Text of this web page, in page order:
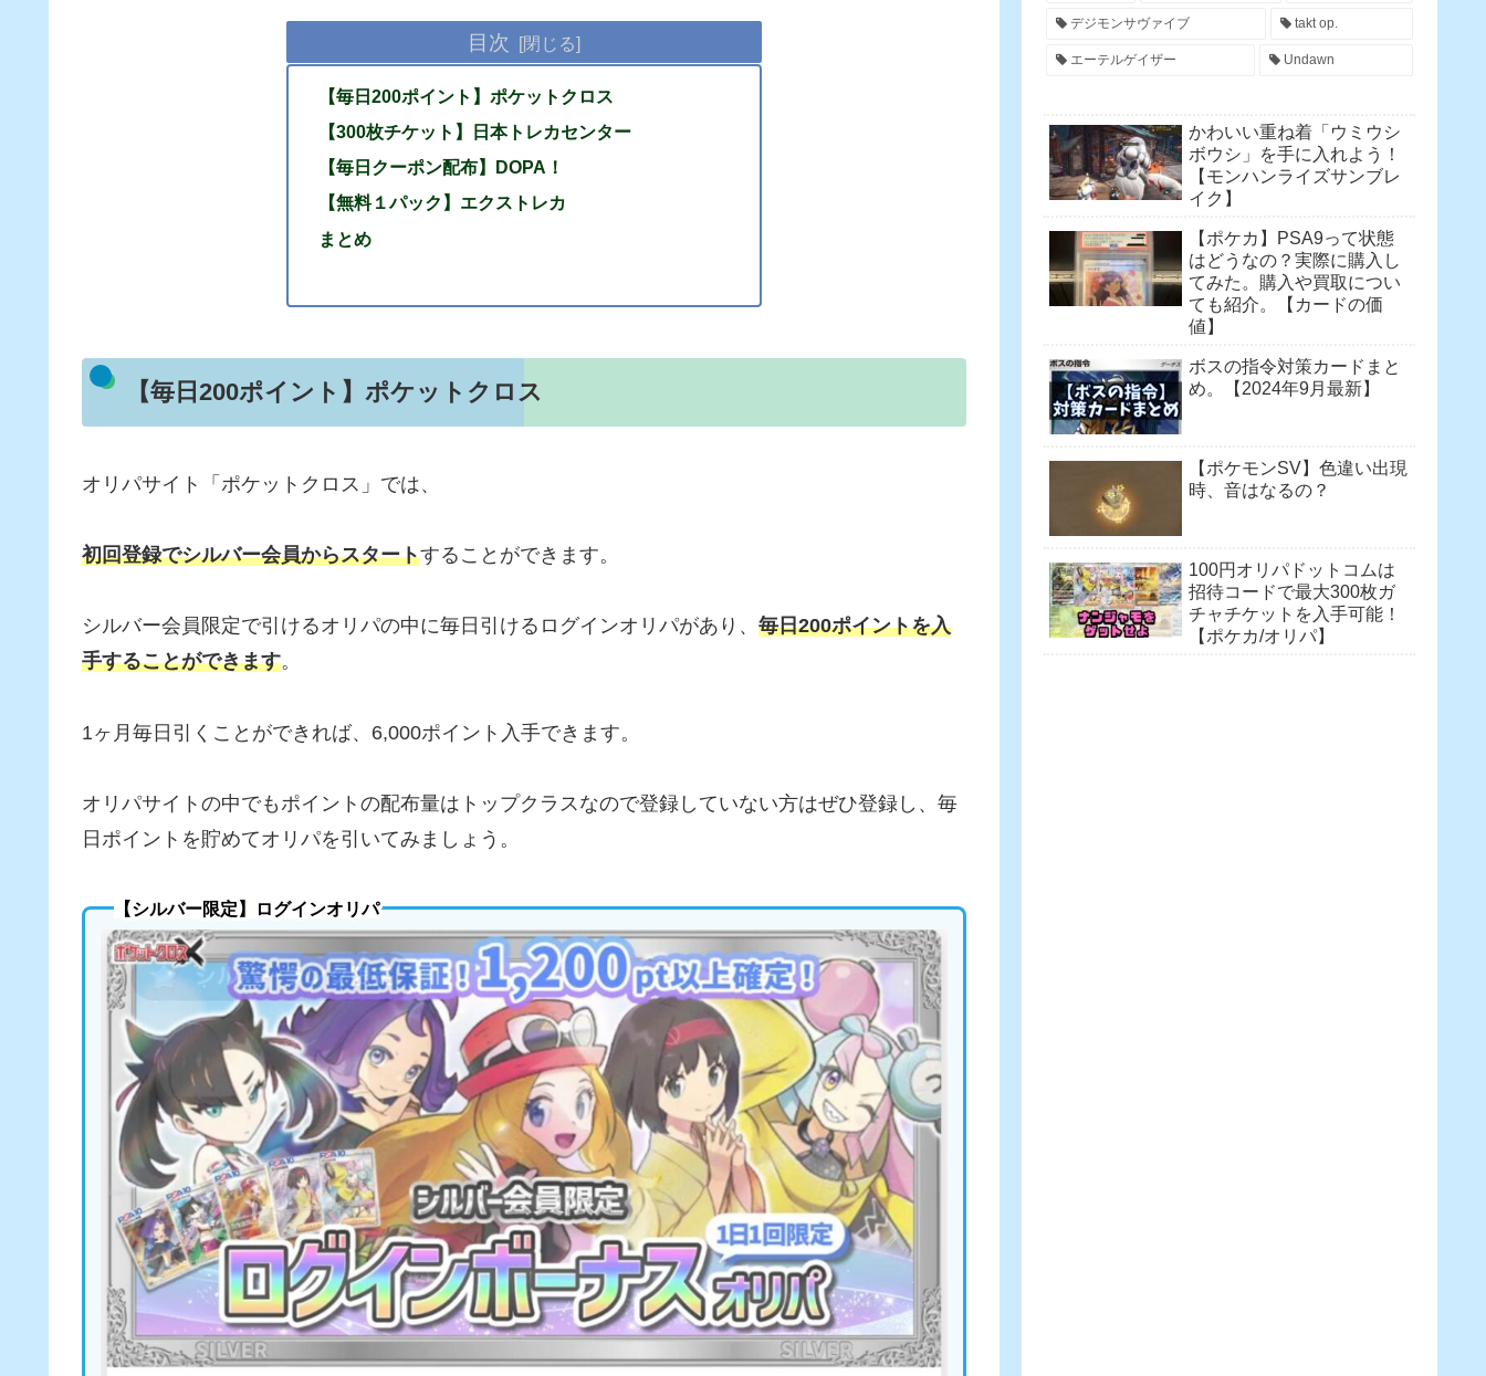
目次
【毎日200ポイント】ポケットクロス
【300枚チケット】日本トレカセンター
【毎日クーポン配布】DOPA！
【無料１パック】エクストレカ
まとめ
【毎日200ポイント】ポケットクロス
オリパサイト「ポケットクロス」では、
初回登録でシルバー会員からスタートすることができます。
シルバー会員限定で引けるオリパの中に毎日引けるログインオリパがあり、 毎日200ポイントを入
手することができます。
1ヶ月毎日引くことができれば、6,000ポイント入手できます。
オリパサイトの中でもポイントの配布量はトップクラスなので登録していない方はぜひ登録し、毎
日ポイントを貯めてオリパを引いてみましょう。
【シルバー限定】ログインオリパ
デジモンサヴァイブ takt op.
エーテルゲイザー Undawn
かわいい重ね着「ウミウシ
ボウシ」を手に入れよう！
【モンハンライズサンブレ
イク】
【ポケカ】PSA9って状態
はどうなの？実際に購入し
てみた。購入や買取につい
ても紹介。【カードの価
値】
ボスの指令対策カードまと
め。【2024年9月最新】
【ポケモンSV】色違い出現
時、音はなるの？
100円オリパドットコムは
招待コードで最大300枚ガ
チャチケットを入手可能！
【ポケカ/オリパ】